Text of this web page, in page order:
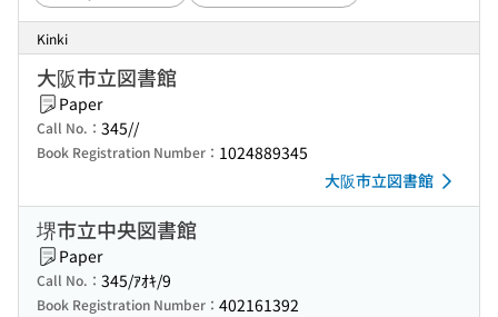
Kinki
大阪市立図書館
Paper
Call No.： 345//
Book Registration Number： 1024889345
大阪市立図書館
堺市立中央図書館
Paper
Call No.： 345/ｱｵｷ/9
Book Registration Number： 402161392